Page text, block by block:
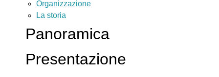
Organizzazione
La storia
Panoramica
Presentazione